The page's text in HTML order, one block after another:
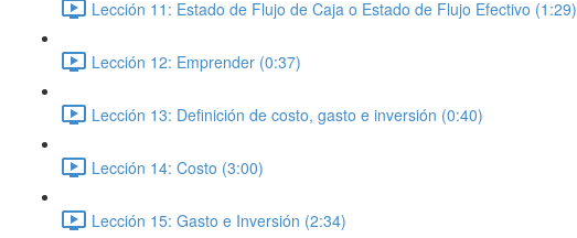
Lección 11: Estado de Flujo de Caja o Estado de Flujo Efectivo (1:29)
Lección 12: Emprender (0:37)
Lección 13: Definición de costo, gasto e inversión (0:40)
Lección 14: Costo (3:00)
Lección 15: Gasto e Inversión (2:34)